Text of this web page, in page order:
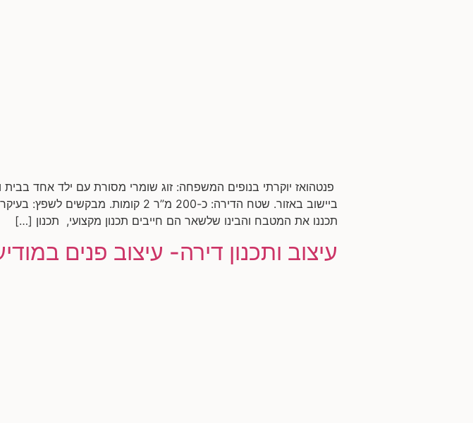
פנטהואז יוקרתי בנופים המשפחה: זוג שומרי מסורת עם ילד אחד
תכננו את המטבח והבינו שלשאר הם חייבים תכנון מקצועי, תכנון […]
עיצוב ותכנון דירה- עיצוב פנים